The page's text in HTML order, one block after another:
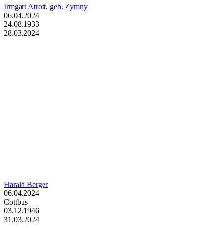
Irmgart Atrott, geb. Zymny
06.04.2024
24.08.1933
28.03.2024
Harald Berger
06.04.2024
Cottbus
03.12.1946
31.03.2024